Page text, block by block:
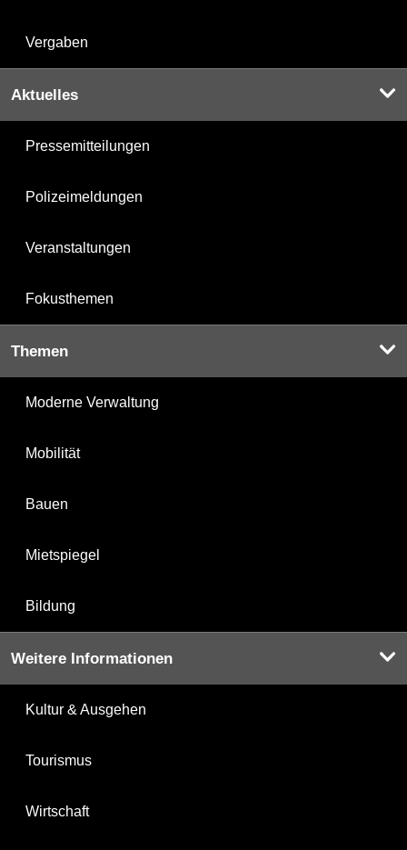
Vergaben
Aktuelles
Pressemitteilungen
Polizeimeldungen
Veranstaltungen
Fokusthemen
Themen
Moderne Verwaltung
Mobilität
Bauen
Mietspiegel
Bildung
Weitere Informationen
Kultur & Ausgehen
Tourismus
Wirtschaft